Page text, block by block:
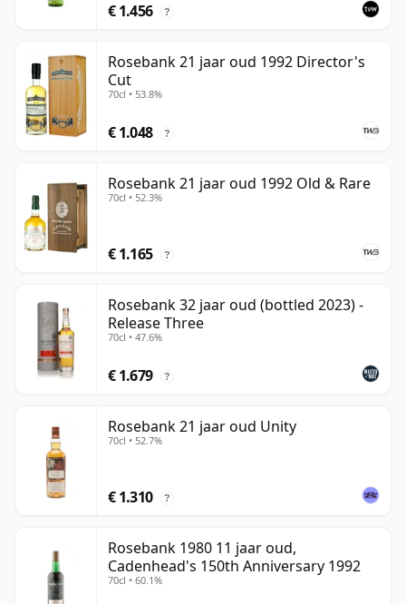
€ 1.456 ?
Rosebank 21 jaar oud 1992 Director's
Cut
70cl • 53.8%
€ 1.048 ?
Rosebank 21 jaar oud 1992 Old & Rare
70cl • 52.3%
€ 1.165 ?
Rosebank 32 jaar oud (bottled 2023) -
Release Three
70cl • 47.6%
€ 1.679 ?
Rosebank 21 jaar oud Unity
70cl • 52.7%
€ 1.310 ?
Rosebank 1980 11 jaar oud,
Cadenhead's 150th Anniversary 1992
70cl • 60.1%